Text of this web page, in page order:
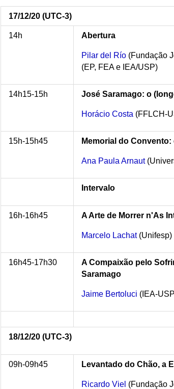
17/12/20 (UTC-3)
14h Abertura
Pilar del Río (Fundação
(EP, FEA e IEA/USP)
14h15-15h José Saramago: o
Horácio Costa (FFLCH-
15h-15h45 Memorial do
Ana Paula Arnaut
Intervalo
16h-16h45 A Arte de Morrer n'As
Marcelo Lachat(Unifesp)
16h45-17h30
A Compaixão pelo
Saramago
Jaime Bertoluci (IEA-
18/12/20 (UTC-3)
09h-09h45 Levantado do Chão, a
Ricardo Viel (Fundação